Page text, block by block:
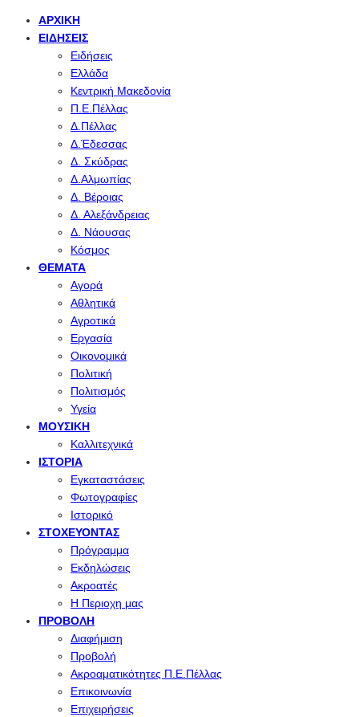
ΑΡΧΙΚΉ
ΕΙΔΉΣΕΙΣ
Ειδήσεις
Ελλάδα
Κεντρική Μακεδονία
Π.Ε.Πέλλας
Δ.Πέλλας
Δ.Έδεσσας
Δ. Σκύδρας
Δ.Αλμωπίας
Δ. Βέροιας
Δ. Αλεξάνδρειας
Δ. Νάουσας
Κόσμος
ΘΈΜΑΤΑ
Αγορά
Αθλητικά
Αγροτικά
Εργασία
Οικονομικά
Πολιτική
Πολιτισμός
Υγεία
ΜΟΥΣΙΚΉ
Καλλιτεχνικά
ΙΣΤΟΡΊΑ
Εγκαταστάσεις
Φωτογραφίες
Ιστορικό
ΣΤΟΧΕΎΟΝΤΑΣ
Πρόγραμμα
Εκδηλώσεις
Ακροατές
Η Περιοχη μας
ΠΡΟΒΟΛΉ
Διαφήμιση
Προβολή
Ακροαματικότητες Π.Ε.Πέλλας
Επικοινωνία
Επιχειρήσεις